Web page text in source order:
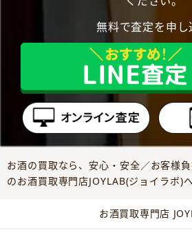
無料で査定を申し
お酒の買取なら、安心・安全／お客様
のお酒買取専門店JOYLAB(ジョイラボ)へ
お酒買取専門店